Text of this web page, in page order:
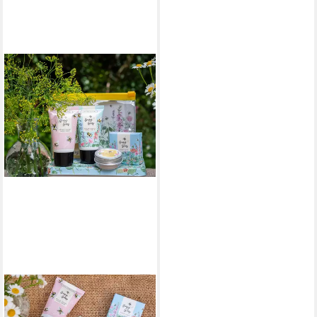
HEATHCOTE & IVORY
Handcreme Mini Set 99 ml, 1-